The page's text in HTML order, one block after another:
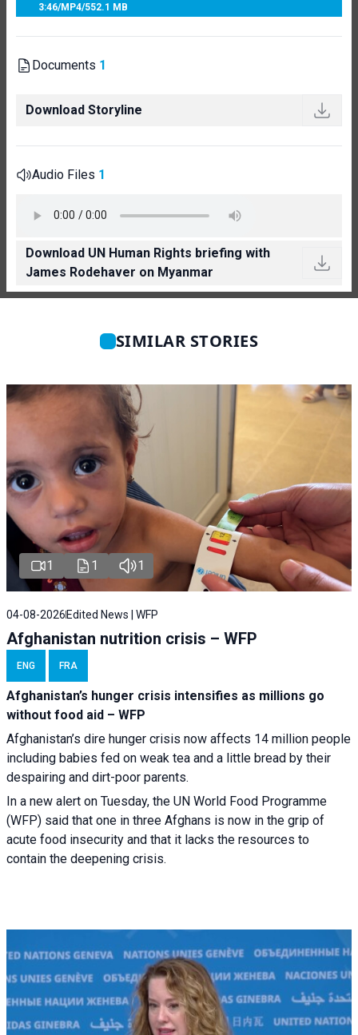
3:46/MP4/552.1 MB
Documents 1
Download Storyline
Audio Files 1
Download UN Human Rights briefing with
James Rodehaver on Myanmar
SIMILAR STORIES
1 1 1
04-08-2026 Edited News | WFP
Afghanistan nutrition crisis – WFP
ENG FRA
Afghanistan’s hunger crisis intensifies as millions go
without food aid – WFP
Afghanistan’s dire hunger crisis now affects 14 million people
including babies fed on weak tea and a little bread by their
despairing and dirt-poor parents.
In a new alert on Tuesday, the UN World Food Programme
(WFP) said that one in three Afghans is now in the grip of
acute food insecurity and that it lacks the resources to
contain the deepening crisis.